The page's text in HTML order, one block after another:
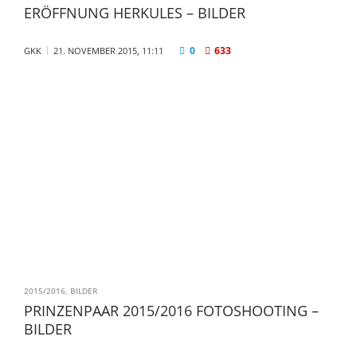
ERÖFFNUNG HERKULES – BILDER
GKK 21. NOVEMBER 2015, 11:11 0 633
2015/2016, BILDER
PRINZENPAAR 2015/2016 FOTOSHOOTING –
BILDER